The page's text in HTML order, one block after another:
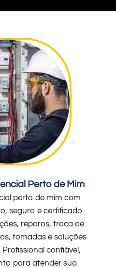
Perto de Mim
perto de mim com
seguro e certificado.
reparos, troca de
tomadas e soluções
confiável,
para atender sua